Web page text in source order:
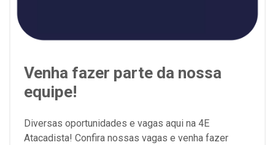
Venha fazer parte da nossa
equipe!
Diversas oportunidades e vagas aqui na 4E
Atacadista! Confira nossas vagas e venha fazer